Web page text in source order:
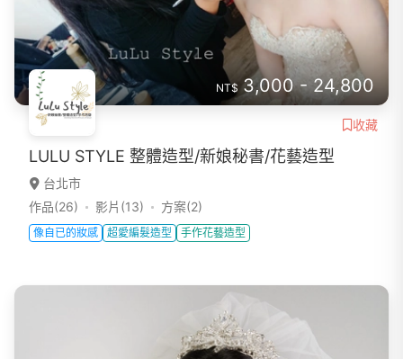
NT$ 3,000 - 24,800
收藏
LULU STYLE 整體造型/新娘秘書/花藝造型
台北市
作品(26)
影片(13) 方案(2)
像自已的妝感 超愛編髮造型 手作花藝造型